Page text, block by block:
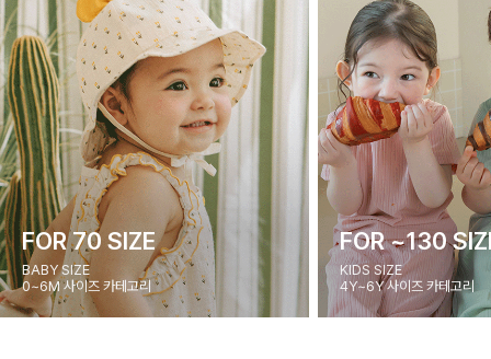
FOR 70 SIZE
BABY SIZE
0~6M 사이즈 카테고리
FOR ~130
KIDS SIZE
4Y~6Y 사이즈 카테고리